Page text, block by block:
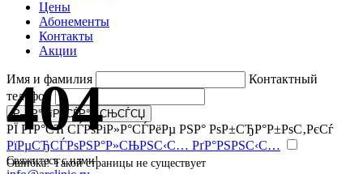
Цены
Абонементы
Контакты
Акции
404
Ошибка! Такой страницы не существует
Имя и фамилия
Контактный
телефон
РЇ РґР°СЋ СЃРѕРіР»Р°СЃРёРµ РЅР° РѕР±СЂР°Р±РѕС‚РєСѓ
РїРµСЂСЃРѕРЅР°Р»СЊРЅС‹С… РґР°РЅРЅС‹С…
Свяжитесь с нами!